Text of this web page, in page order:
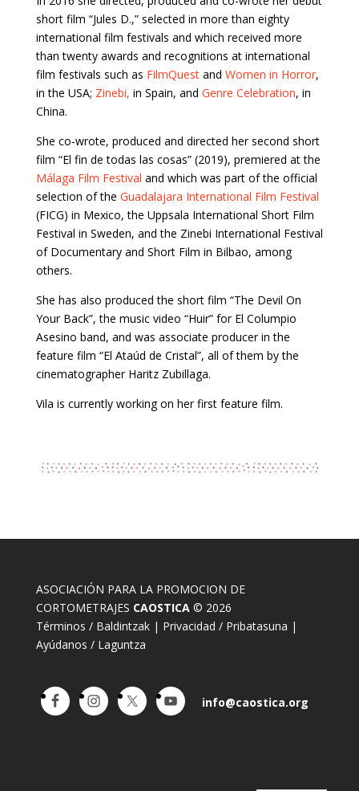
short film “Jules D.,” selected in more than eighty
international film festivals and which received more
than twenty awards and recognitions at international
film festivals such as FilmQuestand Women in Horror,
in the USA; Zinebi, in Spain, and Genre Celebration, in
China.
She co-wrote, produced and directed her second short
film “El fin de todas las cosas” (2019), premiered at the
Málaga Film Festival and which was part of the official
selection of the Guadalajara International Film Festival
(FICG) in Mexico, the Uppsala International Short Film
Festival in Sweden, and the Zinebi International Festival
of Documentary and Short Film in Bilbao, among
others.
She has also produced the short film “The Devil On
Your Back”, the music video “Huir” for El Columpio
Asesino band, and was associate producer in the
feature film “El Ataúd de Cristal”, all of them by the
cinematographer Haritz Zubillaga.
Vila is currently working on her first feature film.
ASOCIACIÓN PARA LA PROMOCION DE
CORTOMETRAJES CAOSTICA© 2026
Términos / Baldintzak| Privacidad / Pribatasuna |
Ayúdanos / Laguntza
info@caostica.org